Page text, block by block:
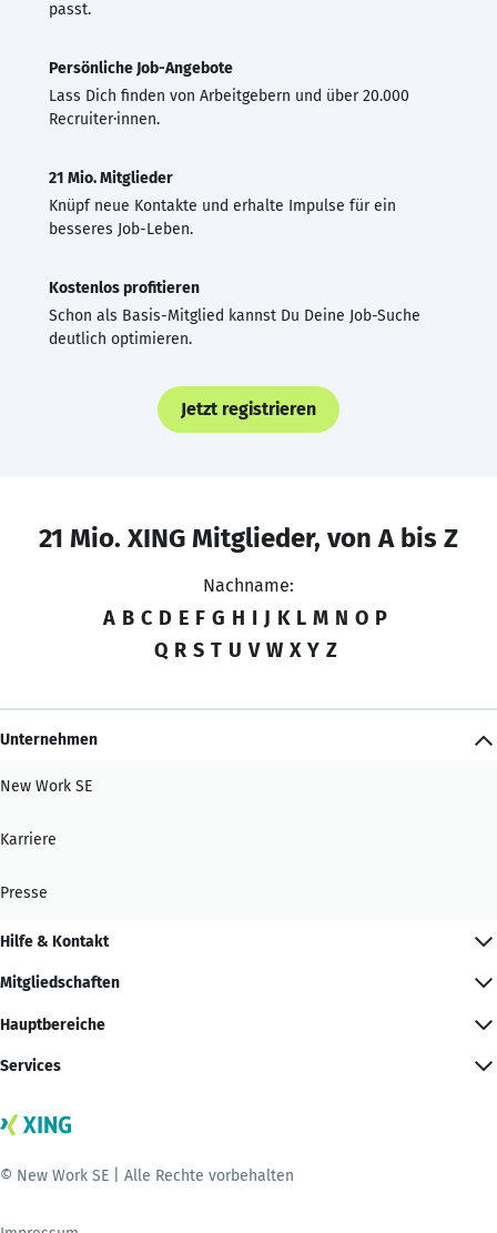
passt.
Persönliche Job-Angebote
Lass Dich finden von Arbeitgebern und über 20.000
Recruiter·innen.
21 Mio. Mitglieder
Knüpf neue Kontakte und erhalte Impulse für ein
besseres Job-Leben.
Kostenlos profitieren
Schon als Basis-Mitglied kannst Du Deine Job-Suche
deutlich optimieren.
Jetzt registrieren
21 Mio. XING Mitglieder, von A bis Z
Nachname:
A B C D E F G H I J K L M N O P
Q R S T U V W X Y Z
Unternehmen
New Work SE
Karriere
Presse
Hilfe & Kontakt
Mitgliedschaften
Hauptbereiche
Services
© New Work SE | Alle Rechte vorbehalten